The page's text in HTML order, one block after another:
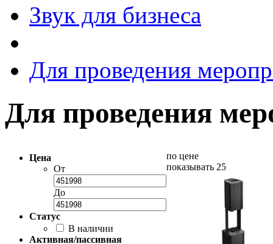
Звук для бизнеса
Для проведения
Для проведения
Цена
От
До
Статус
В наличии
Активная/пассивная
по цене
показывать 25